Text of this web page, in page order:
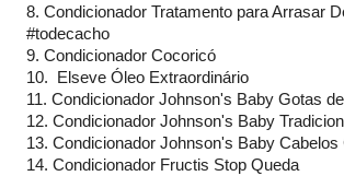
8. Condicionador Tratamento para Arrasar
#todecacho
9. Condicionador Cocoricó
10. Elseve Óleo Extraordinário
11. Condicionador Johnson's Baby Gotas
12. Condicionador Johnson's Baby
13. Condicionador Johnson's Baby Cabelos
14. Condicionador Fructis Stop Queda